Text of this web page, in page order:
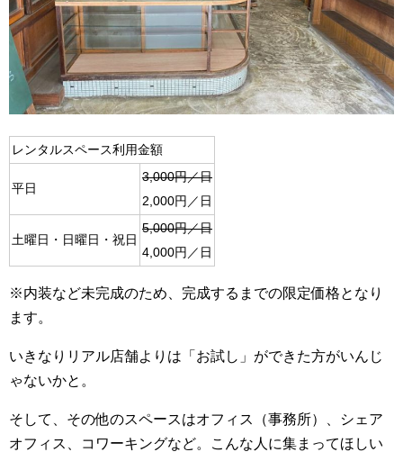
レンタルスペース利用金額
平日
3,000円／日
2,000円／日
土曜日・日曜日・祝日
5,000円／日
4,000円／日
※内装など未完成のため、完成するまでの限定価格となり
ます。
いきなりリアル店舗よりは「お試し」ができた方がいんじ
ゃないかと。
そして、その他のスペースはオフィス（事務所）、シェア
オフィス、コワーキングなど。こんな人に集まってほしい